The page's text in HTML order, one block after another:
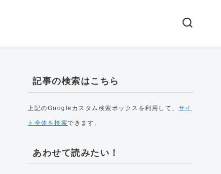
記事の検索はこちら
上記のGoogleカスタム検索ボックスを利用して、 サイ
ト全体を検索できます。
あわせて読みたい！